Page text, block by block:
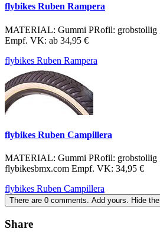
flybikes Ruben Rampera
MATERIAL: Gummi PRofil: grobstollig
Empf. VK: ab 34,95 €
flybikes Ruben Rampera
flybikes Ruben Campillera
MATERIAL: Gummi PRofil: grobstollig
flybikesbmx.com Empf. VK: 34,95 €
flybikes Ruben Campillera
There are 0 comments. Add yours. Hide
Share